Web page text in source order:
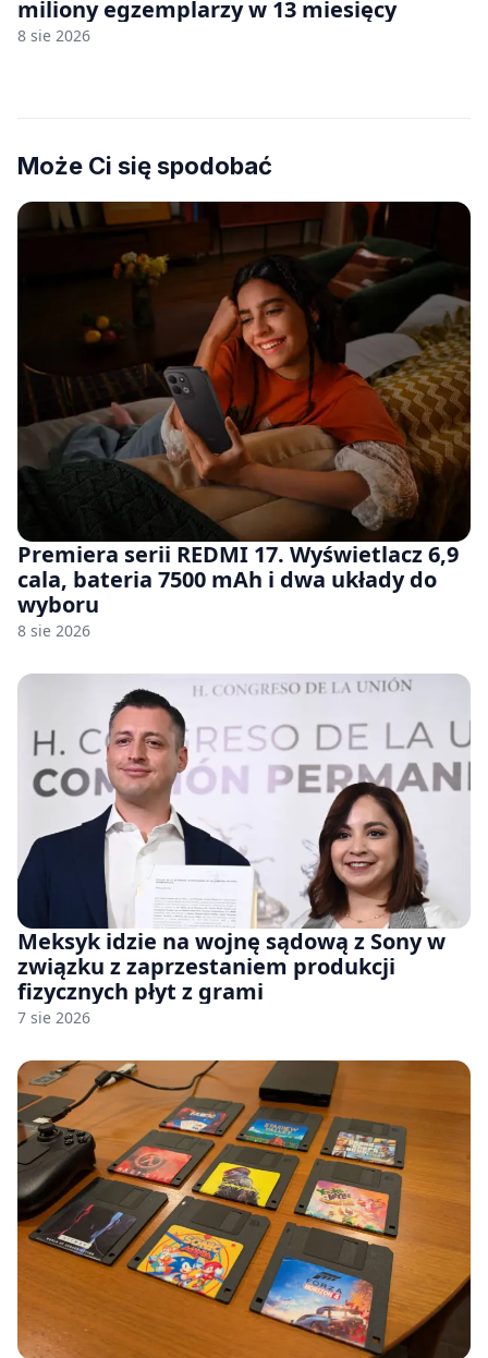
miliony egzemplarzy w 13 miesięcy
8 sie 2026
Może Ci się spodobać
Premiera serii REDMI 17. Wyświetlacz 6,9
cala, bateria 7500 mAh i dwa układy do
wyboru
8 sie 2026
Meksyk idzie na wojnę sądową z Sony w
związku z zaprzestaniem produkcji
fizycznych płyt z grami
7 sie 2026